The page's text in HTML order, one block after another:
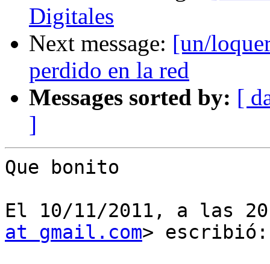
Digitales
Next message: [un/
perdido en la red
Messages sorted by: [
]
Que bonito
El 10/11/2011, a las
at gmail.com> escribió: